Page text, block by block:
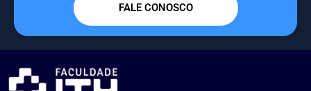
FALE CONOSCO